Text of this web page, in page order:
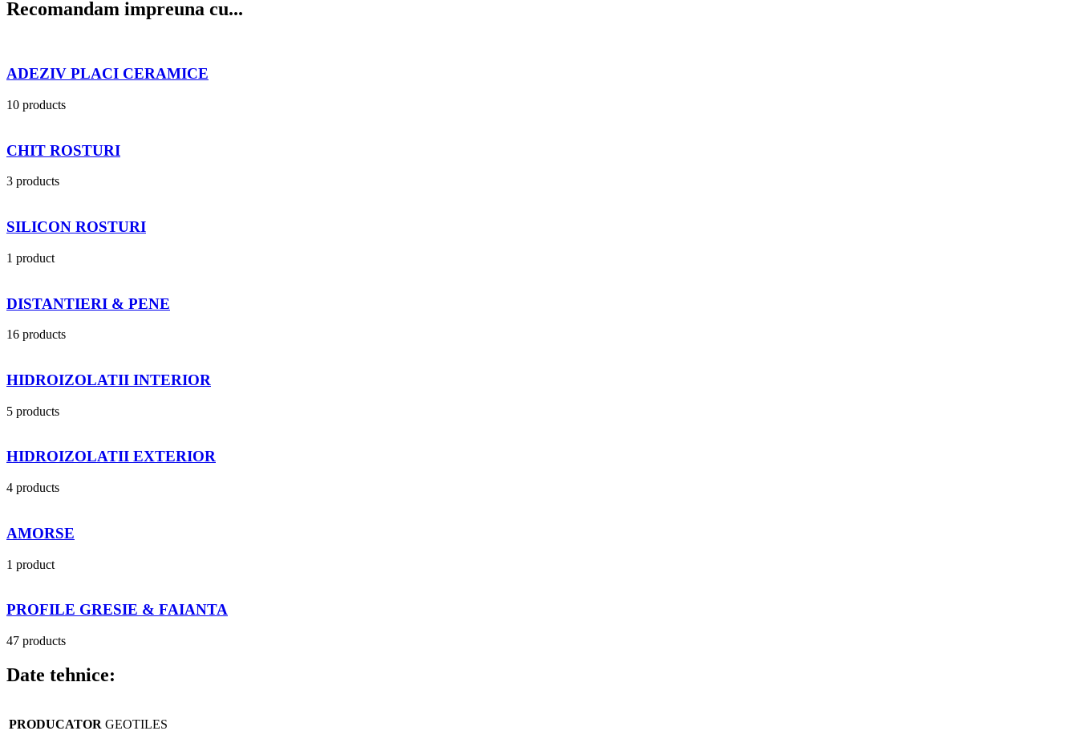
Recomandam impreuna cu...
ADEZIV PLACI CERAMICE
10 products
CHIT ROSTURI
3 products
SILICON ROSTURI
1 product
DISTANTIERI & PENE
16 products
HIDROIZOLATII INTERIOR
5 products
HIDROIZOLATII EXTERIOR
4 products
AMORSE
1 product
PROFILE GRESIE & FAIANTA
47 products
Date tehnice:
PRODUCATOR GEOTILES